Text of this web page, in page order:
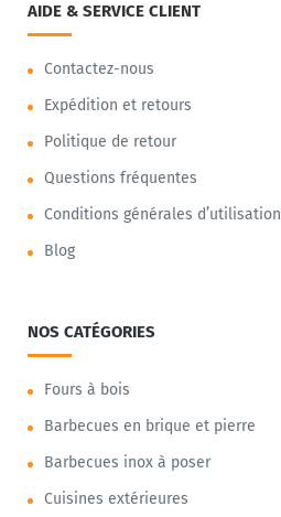
AIDE & SERVICE CLIENT
Contactez-nous
Expédition et retours
Politique de retour
Questions fréquentes
Conditions générales d’utilisation
Blog
NOS CATÉGORIES
Fours à bois
Barbecues en brique et pierre
Barbecues inox à poser
Cuisines extérieures